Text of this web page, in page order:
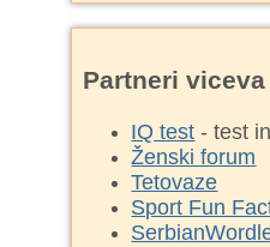
Partneri viceva
IQ test - test
Ženski forum
Tetovaze
Sport Fun